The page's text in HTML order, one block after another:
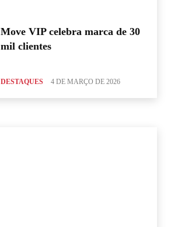
Move VIP celebra marca de 30
mil clientes
DESTAQUES 4 DE MARÇO DE 2026